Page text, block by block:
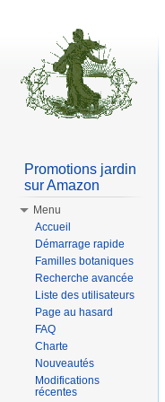
Promotions jardin
sur Amazon
Menu
Accueil
Démarrage rapide
Familles botaniques
Recherche avancée
Liste des utilisateurs
Page au hasard
FAQ
Charte
Nouveautés
Modifications
récentes